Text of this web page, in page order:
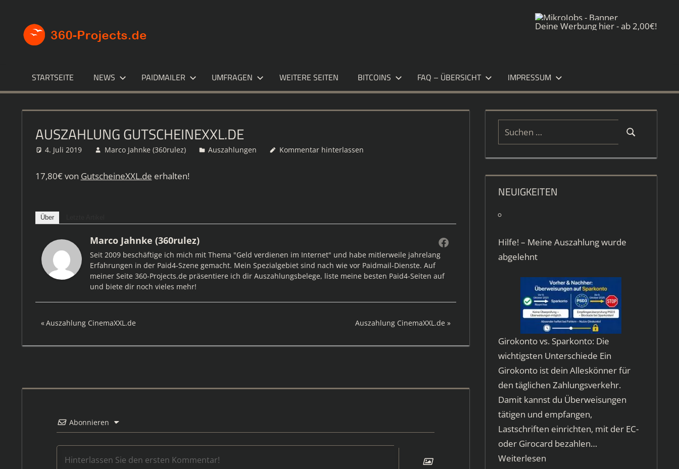
springen
Die
besten
Netz
Deine Werbung hier - ab 2,00€!
STARTSEITE NEWS PAIDMAILER UMFRAGEN WEITERE SEITEN BITCOINS FAQ – ÜBERSICHT IMPRESSUM
AUSZAHLUNG GUTSCHEINEXXL.DE
4. Juli 2019 Marco Jahnke (360rulez) Auszahlungen Kommentar hinterlassen
17,80€ von GutscheineXXL.de erhalten!
Über
Marco Jahnke (360rulez)
Seit 2009 beschäftige ich mich mit Thema "Geld verdienen im Internet" und habe mitlerweile jahrelang
Erfahrungen in der Paid4-Szene gemacht. Mein Spezialgebiet sind nach wie vor Paidmail-Dienste. Auf
meiner Seite 360-Projects.de präsentiere ich dir Auszahlungsbelege, liste meine besten Paid4-Seiten auf
und biete dir noch vieles mehr!
Beitragsnavigation
Vorheriger
Auszahlung CinemaXXL.de
Nächster
Auszahlung CinemaXXL.de
Abonnieren
Suchen
nach:
Suchen
NEUIGKEITEN
Hilfe! – Meine Auszahlung wurde
abgelehnt
Girokonto vs. Sparkonto: Die
wichtigsten Unterschiede Ein
Girokonto ist dein Alleskönner für
den täglichen Zahlungsverkehr.
Damit kannst du Überweisungen
tätigen und empfangen,
Lastschriften einrichten, mit der EC-
oder Girocard bezahlen…
Weiterlesen